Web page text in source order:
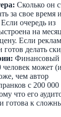
Сколько он
за свое время
Если очередь из
на
Если
делать
Финансовый
человек может
чем автор
с 200 000
что его
готова к